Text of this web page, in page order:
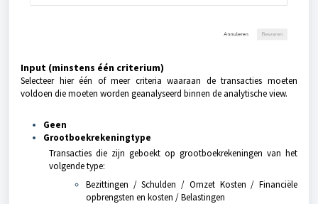
Input (minstens één criterium)
Selecteer hier één of meer criteria waaraan de transacties moeten
voldoen die moeten worden geanalyseerd binnen de analytische view.
Geen
Grootboekrekeningtype
Transacties die zijn geboekt op grootboekrekeningen van het
volgende type:
Bezittingen / Schulden / Omzet Kosten / Financiële
opbrengsten en kosten / Belastingen